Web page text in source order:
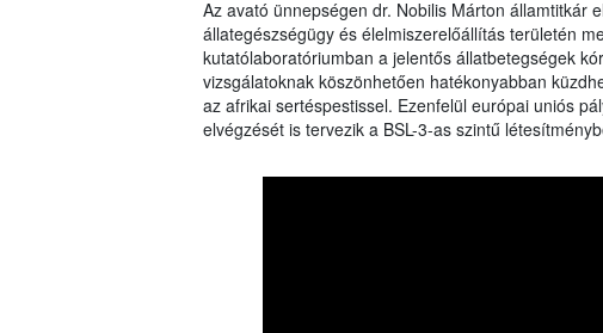
Az avató ünnepségen dr. Nobilis Márton államtitkár
állategészségügy és élelmiszerelőállítás területén
kutatólaboratóriumban a jelentős állatbetegségek
vizsgálatoknak köszönhetően hatékonyabban
az afrikai sertéspestissel. Ezenfelül európai uniós
elvégzését is tervezik a BSL-3-as szintű